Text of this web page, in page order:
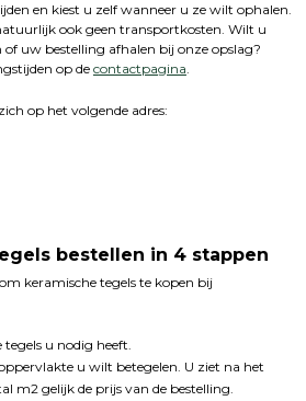
en kiest u zelf wanneer u ze wilt ophalen.
ook geen transportkosten. Wilt u
uw bestelling afhalen bij onze opslag?
op de contactpagina.
op het volgende adres:
bestellen in 4 stappen
keramische tegels te kopen bij
tegels u nodig heeft.
u wilt betegelen. U ziet na het
m2 gelijk de prijs van de bestelling.